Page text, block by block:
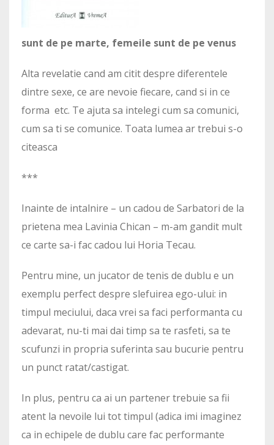
sunt de pe marte, femeile sunt de pe venus
Alta revelatie cand am citit despre diferentele
dintre sexe, ce are nevoie fiecare, cand si in ce
forma etc. Te ajuta sa intelegi cum sa comunici,
cum sa ti se comunice. Toata lumea ar trebui s-o
citeasca
***
Inainte de intalnire – un cadou de Sarbatori de la
prietena mea Lavinia Chican – m-am gandit mult
ce carte sa-i fac cadou lui Horia Tecau.
Pentru mine, un jucator de tenis de dublu e un
exemplu perfect despre slefuirea ego-ului: in
timpul meciului, daca vrei sa faci performanta cu
adevarat, nu-ti mai dai timp sa te rasfeti, sa te
scufunzi in propria suferinta sau bucurie pentru
un punct ratat/castigat.
In plus, pentru ca ai un partener trebuie sa fii
atent la nevoile lui tot timpul (adica imi imaginez
ca in echipele de dublu care fac performante